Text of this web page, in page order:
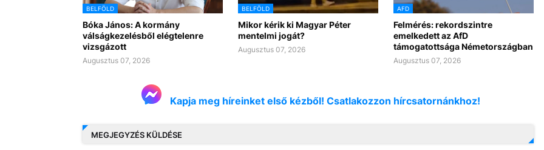
BELFÖLD
Bóka János: A kormány
válságkezelésből elégtelenre
vizsgázott
Augusztus 07, 2026
BELFÖLD
Mikor kérik ki Magyar Péter
mentelmi jogát?
Augusztus 07, 2026
AFD
Felmérés: rekordszintre
emelkedett az AfD
támogatottsága Németországban
Augusztus 07, 2026
Kapja meg híreinket első kézből! Csatlakozzon hírcsatornánkhoz!
MEGJEGYZÉS KÜLDÉSE